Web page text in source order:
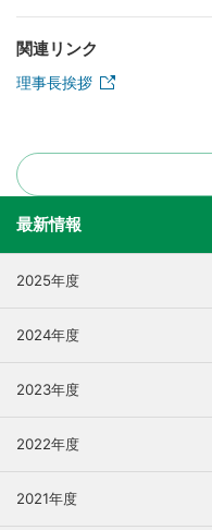
関連リンク
理事長挨拶
最新情報
2025年度
2024年度
2023年度
2022年度
2021年度